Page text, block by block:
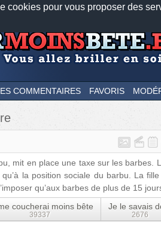
pour vous proposer des
Nos applications mobiles Newsletter
COMMENTAIRES FAVORIS
mit en place une taxe sur les barbes.
la position sociale du barbu. La
qu’aux barbes de plus de 15
coucherai moins bête
39337
Je le savais
2676